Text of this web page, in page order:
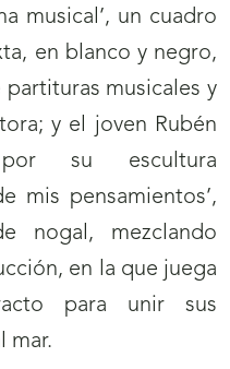
musical’, un cuadro
en blanco y negro,
musicales y
y el joven Rubén
por su escultura
mis pensamientos’,
nogal, mezclando
en la que juega
para unir sus
mar.